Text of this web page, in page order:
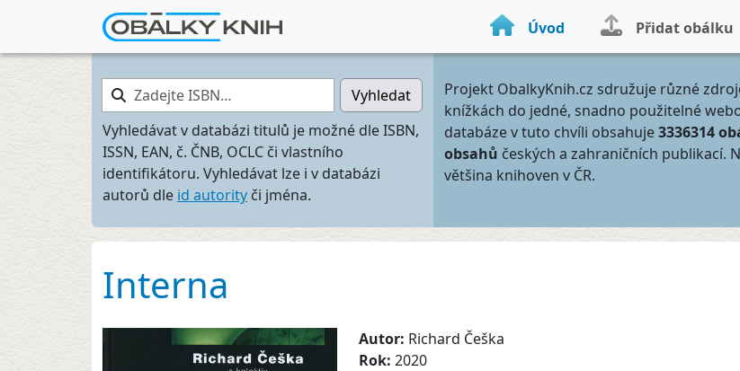
Úvod Přidat obálku
Zadejte ISBN…
Vyhledat
Vyhledávat v databázi titulů je možné dle ISBN,
ISSN, EAN, č. ČNB, OCLC či vlastního
identifikátoru. Vyhledávat lze i v databázi
autorů dle id autority či jména.
Projekt ObalkyKnih.cz sdružuje různé
knížkách do jedné, snadno použitelné
databáze v tuto chvíli obsahuje3336314
obsahů českých a zahraničních publikací.
většina knihoven v ČR.
Interna
Autor: Richard Češka
Rok: 2020